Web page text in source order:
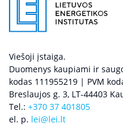
Viešoji įstaiga.
Duomenys kaupiami ir
kodas 111955219 | PVM
Breslaujos g. 3, LT-44403
Tel.: +370 37 401805
el. p. lei@lei.lt